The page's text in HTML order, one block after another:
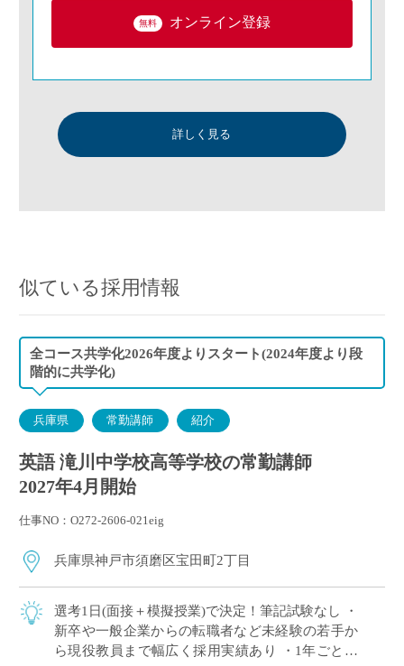
無料 オンライン登録
詳しく見る
似ている採用情報
全コース共学化2026年度よりスタート(2024年度より段
階的に共学化)
兵庫県 常勤講師 紹介
英語 滝川中学校高等学校の常勤講師
2027年4月開始
仕事NO：O272-2606-021eig
兵庫県神戸市須磨区宝田町2丁目
選考1日(面接＋模擬授業)で決定！筆記試験なし ・
新卒や一般企業からの転職者など未経験の若手か
ら現役教員まで幅広く採用実績あり ・1年ごとに